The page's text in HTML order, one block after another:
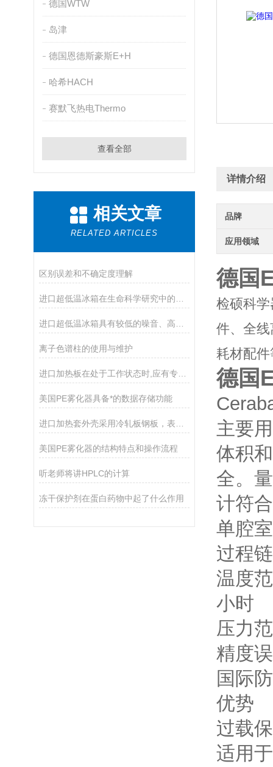
德国WTW
岛津
德国恩德斯豪斯E+H
哈希HACH
赛默飞热电Thermo
查看全部
相关文章
RELATED ARTICLES
区别误差和不确定度理解
离子色谱柱的使用与维护
美国PE雾化器具备*的数据存储功能
美国PE雾化器的结构特点和操作流程
听老师将讲HPLC的计算
冻干保护剂在蛋白药物中起了什么作用
详情介绍
品牌
应用领域
德国
检硕科
件、全
耗材配
德国
主要
体积
全。
计符
单腔
过程
温度
小时
压力
精度
国际
优势
过载
适用